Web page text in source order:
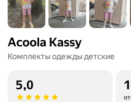
Acoola Kassy
Комплекты одежды детские
5,0